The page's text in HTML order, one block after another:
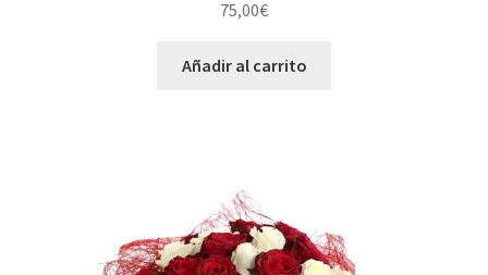
75,00€
Añadir al carrito